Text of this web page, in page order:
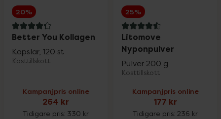
20%
4.3 av 5 i omdöme
Better You Kollagen
Kapslar, 120 st
Kosttillskott
Kampanjpris online
264 kr
Tidigare pris: 330 kr
25%
4.6 av 5 i omdöme
Litomove
Nyponpulver
Pulver 200 g
Kosttillskott
Kampanjpris online
177 kr
Tidigare pris: 236 kr